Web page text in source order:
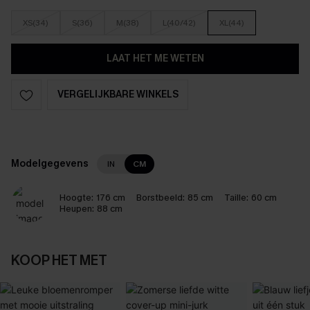
XS(34) S(36) M(38) L(40/42) XL(44)
LAAT HET ME WETEN
VERGELIJKBARE WINKELS
Modelgegevens IN CM
Hoogte: 176 cm Borstbeeld: 85 cm Taille: 60 cm
Heupen: 88 cm
KOOP HET MET